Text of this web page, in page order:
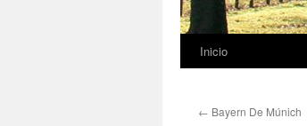
Saltar
contenido
Inicio
← Bayern De Múnich